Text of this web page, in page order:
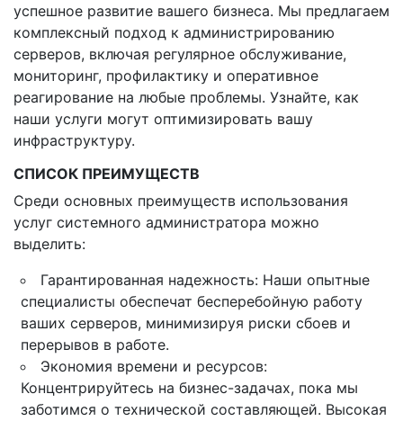
успешное развитие вашего бизнеса. Мы предлагаем
комплексный подход к администрированию
серверов, включая регулярное обслуживание,
мониторинг, профилактику и оперативное
реагирование на любые проблемы. Узнайте, как
наши услуги могут оптимизировать вашу
инфраструктуру.
СПИСОК ПРЕИМУЩЕСТВ
Среди основных преимуществ использования
услуг системного администратора можно
выделить:
Гарантированная надежность: Наши опытные
специалисты обеспечат бесперебойную работу
ваших серверов, минимизируя риски сбоев и
перерывов в работе.
Экономия времени и ресурсов:
Концентрируйтесь на бизнес-задачах, пока мы
заботимся о технической составляющей. Высокая